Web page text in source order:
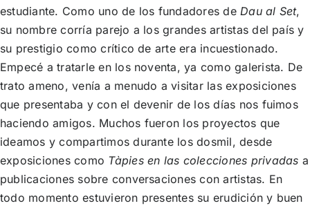
estudiante. Como uno de los fundadores deDau al Set,
su nombre corría parejo a los grandes artistas del país y
su prestigio como crítico de arte era incuestionado.
Empecé a tratarle en los noventa, ya como galerista. De
trato ameno, venía a menudo a visitar las exposiciones
que presentaba y con el devenir de los días nos fuimos
haciendo amigos. Muchos fueron los proyectos que
ideamos y compartimos durante los dosmil, desde
exposiciones como Tàpies en las colecciones privadas a
publicaciones sobre conversaciones con artistas. En
todo momento estuvieron presentes su erudición y buen